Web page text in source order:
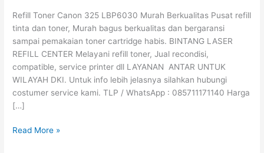
Refill Toner Canon 325 LBP6030 Murah Berkualitas Pusat refill
tinta dan toner, Murah bagus berkualitas dan bergaransi
sampai pemakaian toner cartridge habis. BINTANG LASER
REFILL CENTER Melayani refill toner, Jual recondisi,
compatible, service printer dll LAYANAN ANTAR UNTUK
WILAYAH DKI. Untuk info lebih jelasnya silahkan hubungi
costumer service kami. TLP / WhatsApp : 085711171140 Harga
[…]
Berkualitas
Read More »